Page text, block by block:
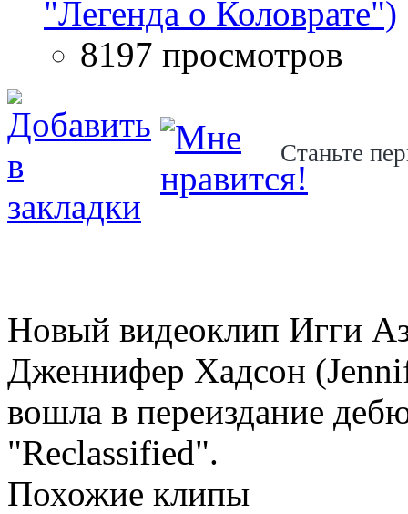
"Легенда о Коловрате")
8197 просмотров
Станьте
Новый видеоклип Игги
Дженнифер Хадсон
вошла в переиздание
"Reclassified".
Похожие клипы